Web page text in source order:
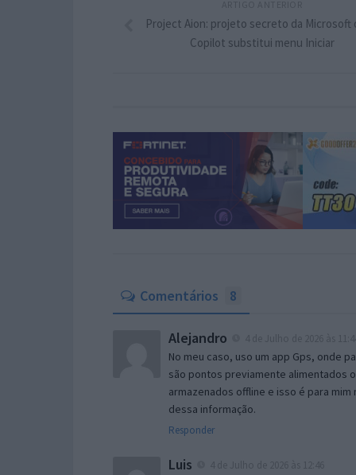
Project Aion: projeto secreto da Microsoft
Copilot substitui menu Iniciar
Comentários 8
Alejandro
No meu caso, uso um app Gps, onde
são pontos previamente alimentados
armazenados offline e isso é para
dessa informação.
Responder
Luis